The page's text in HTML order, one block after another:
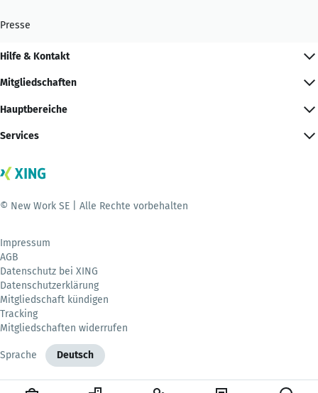
Presse
Hilfe & Kontakt
Mitgliedschaften
Hauptbereiche
Services
© New Work SE | Alle Rechte vorbehalten
Impressum
AGB
Datenschutz bei XING
Datenschutzerklärung
Mitgliedschaft kündigen
Tracking
Mitgliedschaften widerrufen
Sprache Deutsch